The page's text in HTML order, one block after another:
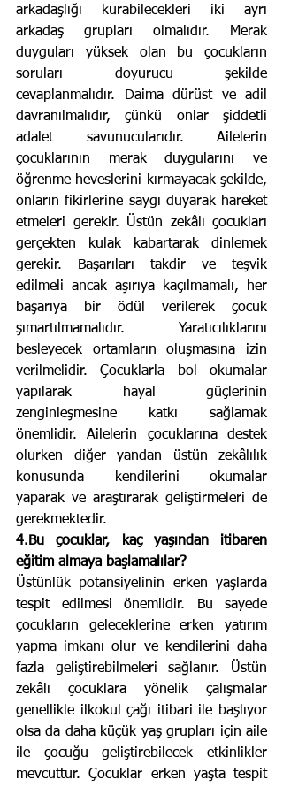
arkadaşlığı kurabilecekleri iki ayrı
arkadaş grupları olmalıdır. Merak
duyguları yüksek olan bu çocukların
soruları doyurucu şekilde
cevaplanmalıdır. Daima dürüst ve adil
davranılmalıdır, çünkü onlar şiddetli
adalet savunucularıdır. Ailelerin
çocuklarının merak duygularını ve
öğrenme heveslerini kırmayacak şekilde,
onların fikirlerine saygı duyarak hareket
etmeleri gerekir. Üstün zekâlı çocukları
gerçekten kulak kabartarak dinlemek
gerekir. Başarıları takdir ve teşvik
edilmeli ancak aşırıya kaçılmamalı, her
başarıya bir ödül verilerek çocuk
şımartılmamalıdır. Yaratıcılıklarını
besleyecek ortamların oluşmasına izin
verilmelidir. Çocuklarla bol okumalar
yapılarak hayal güçlerinin
zenginleşmesine katkı sağlamak
önemlidir. Ailelerin çocuklarına destek
olurken diğer yandan üstün zekâlılık
konusunda kendilerini okumalar
yaparak ve araştırarak geliştirmeleri de
gerekmektedir.
4.Bu çocuklar, kaç yaşından itibaren
eğitim almaya başlamalılar?
Üstünlük potansiyelinin erken yaşlarda
tespit edilmesi önemlidir. Bu sayede
çocukların geleceklerine erken yatırım
yapma imkanı olur ve kendilerini daha
fazla geliştirebilmeleri sağlanır. Üstün
zekâlı çocuklara yönelik çalışmalar
genellikle ilkokul çağı itibari ile başlıyor
olsa da daha küçük yaş grupları için aile
ile çocuğu geliştirebilecek etkinlikler
mevcuttur. Çocuklar erken yaşta tespit